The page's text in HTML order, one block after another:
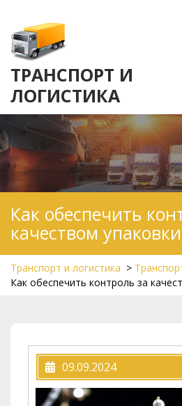
content
ТРАНСПОРТ И
ЛОГИСТИКА
Как обеспечить
качеством
Транспорт и логистика >
Как обеспечить контроль за
09.09.2024